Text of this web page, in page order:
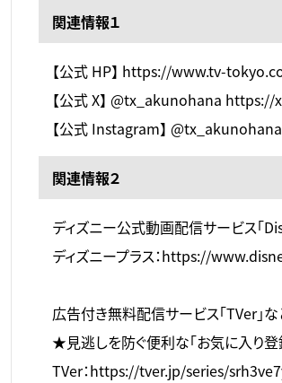
関連情報１
【公式 HP】 https://www.tv-
【公式 X】 @tx_akunohana
【公式 Instagram】
関連情報２
ディズニー公式動画配信サービス「
ディズニープラス：https://
広告付き無料配信サービス「TVer」な
★見逃しを防ぐ便利な「お気に入り
TVer：https://tver.jp/series/